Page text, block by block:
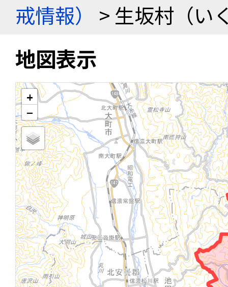
戒情報）
> 生坂村（い
地図表示
+
−